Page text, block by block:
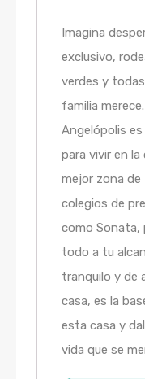
Imagina
exclusivo,
verdes y
familia
Angelópolis
para vivir en
mejor zona de
colegios de
como Sonata,
todo a tu
tranquilo y de
casa, es la
esta casa y
vida que se